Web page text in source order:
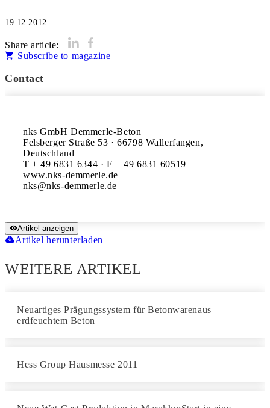
19.12.2012
Share article:
Subscribe to magazine
Contact
nks GmbH Demmerle-Beton
Felsberger Straße 53 · 66798 Wallerfangen,
Deutschland
T + 49 6831 6344 · F + 49 6831 60519
www.nks-demmerle.de
Artikel anzeigen
Artikel herunterladen
WEITERE ARTIKEL
Neuartiges Prägungssystem für Betonwarenaus
erdfeuchtem Beton
Hess Group Hausmesse 2011